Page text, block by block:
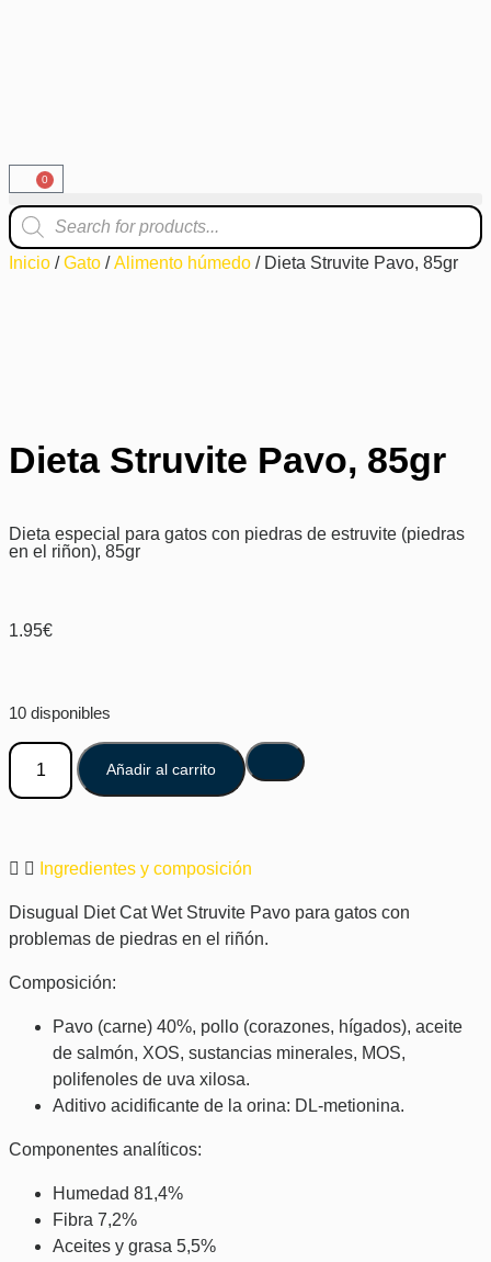
0
Inicio /Gato /Alimento húmedo / Dieta Struvite Pavo, 85gr
Dieta Struvite Pavo, 85gr
Dieta especial para gatos con piedras de estruvite (piedras
en el riñon), 85gr
1.95€
10 disponibles
Añadir al carrito
Ingredientes y composición
Disugual Diet Cat Wet Struvite Pavo para gatos con
problemas de piedras en el riñón.
Composición:
Pavo (carne) 40%, pollo (corazones, hígados), aceite
de salmón, XOS, sustancias minerales, MOS,
polifenoles de uva xilosa.
Aditivo acidificante de la orina: DL-metionina.
Componentes analíticos:
Humedad 81,4%
Fibra 7,2%
Aceites y grasa 5,5%